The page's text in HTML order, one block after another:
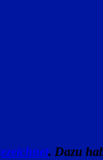
. Dazu